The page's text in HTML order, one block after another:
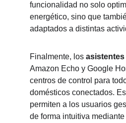
funcionalidad no solo
energético, sino que
adaptados a distintas
Finalmente, los
Amazon Echo y Google
centros de control para
domésticos conectados.
permiten a los usuarios
de forma intuitiva